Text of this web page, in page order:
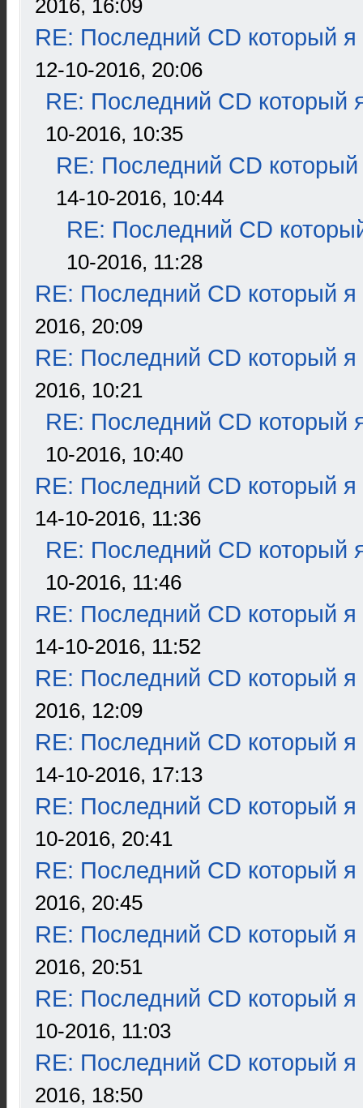
2016, 16:09
RE: Последний CD который я
12-10-2016, 20:06
RE: Последний CD который
10-2016, 10:35
RE: Последний CD который
14-10-2016, 10:44
RE: Последний CD
10-2016, 11:28
RE: Последний CD который я
2016, 20:09
RE: Последний CD который я
2016, 10:21
RE: Последний CD который
10-2016, 10:40
RE: Последний CD который я
14-10-2016, 11:36
RE: Последний CD который
10-2016, 11:46
RE: Последний CD который я
14-10-2016, 11:52
RE: Последний CD который я
2016, 12:09
RE: Последний CD который я
14-10-2016, 17:13
RE: Последний CD который я
10-2016, 20:41
RE: Последний CD который я
2016, 20:45
RE: Последний CD который я
2016, 20:51
RE: Последний CD который я
10-2016, 11:03
RE: Последний CD который я
2016, 18:50